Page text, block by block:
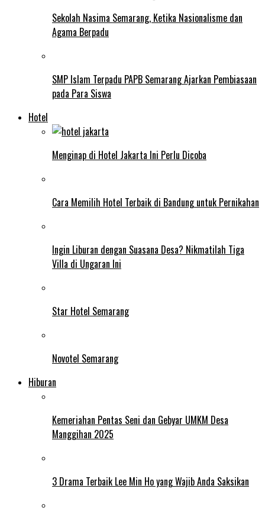
Sekolah Nasima Semarang, Ketika Nasionalisme dan
Agama Berpadu
SMP Islam Terpadu PAPB Semarang Ajarkan Pembiasaan
pada Para Siswa
Hotel
Menginap di Hotel Jakarta Ini Perlu Dicoba
Cara Memilih Hotel Terbaik di Bandung untuk Pernikahan
Ingin Liburan dengan Suasana Desa? Nikmatilah Tiga
Villa di Ungaran Ini
Star Hotel Semarang
Novotel Semarang
Hiburan
Kemeriahan Pentas Seni dan Gebyar UMKM Desa
Manggihan 2025
3 Drama Terbaik Lee Min Ho yang Wajib Anda Saksikan